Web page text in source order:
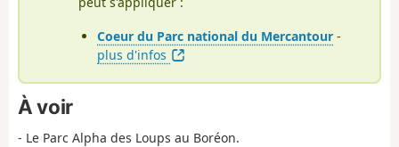
Coeur du Parc national du Mercantour -
plus d'infos
À voir
- Le Parc Alpha des Loups au Boréon.